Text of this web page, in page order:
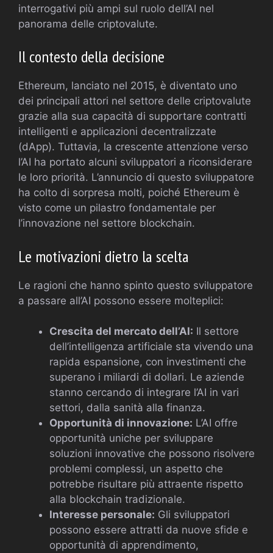
interrogativi più ampi sul ruolo dell’AI nel
panorama delle criptovalute.
Il contesto della decisione
Ethereum, lanciato nel 2015, è diventato uno
dei principali attori nel settore delle criptovalute
grazie alla sua capacità di supportare contratti
intelligenti e applicazioni decentralizzate
(dApp). Tuttavia, la crescente attenzione verso
l’AI ha portato alcuni sviluppatori a riconsiderare
le loro priorità. L’annuncio di questo sviluppatore
ha colto di sorpresa molti, poiché Ethereum è
visto come un pilastro fondamentale per
l’innovazione nel settore blockchain.
Le motivazioni dietro la scelta
Le ragioni che hanno spinto questo sviluppatore
a passare all’AI possono essere molteplici:
Crescita del mercato dell’AI: Il settore
dell’intelligenza artificiale sta vivendo una
rapida espansione, con investimenti che
superano i miliardi di dollari. Le aziende
stanno cercando di integrare l’AI in vari
settori, dalla sanità alla finanza.
Opportunità di innovazione: L’AI offre
opportunità uniche per sviluppare
soluzioni innovative che possono risolvere
problemi complessi, un aspetto che
potrebbe risultare più attraente rispetto
alla blockchain tradizionale.
Interesse personale: Gli sviluppatori
possono essere attratti da nuove sfide e
opportunità di apprendimento,